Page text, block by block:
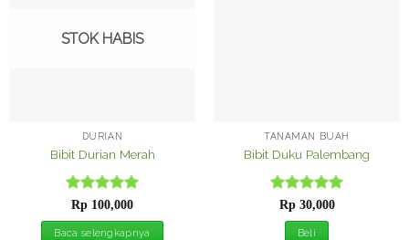
STOK HABIS
DURIAN
Bibit Durian Merah
Dinilai 5
dari 5
Rp 100,000
Baca selengkapnya
TANAMAN BUAH
Bibit Duku Palembang
Dinilai5
dari 5
Rp30,000
Beli